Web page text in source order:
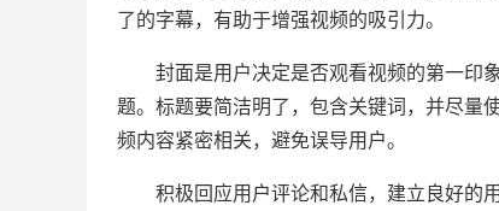
了的字幕，有助于增强视频的吸引力。
封面是用户决定是否观看视频的第一印
题。标题要简洁明了，包含关键词，并尽量
频内容紧密相关，避免误导用户。
积极回应用户评论和私信，建立良好的